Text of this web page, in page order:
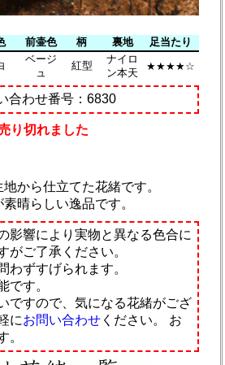
前壷色 柄 裏地
足当たり
ベージ
ュ
紅型
ナイロ
ン本天
★★★★☆
合わせ番号：6830
り切れました
から仕立てた花緒です。
晴らしい逸品です。
影響により実物と異なる色合に
がご了承ください。
わずすげられます。
です。
ですので、気になる花緒がござ
にお問い合わせ ください。
お
。